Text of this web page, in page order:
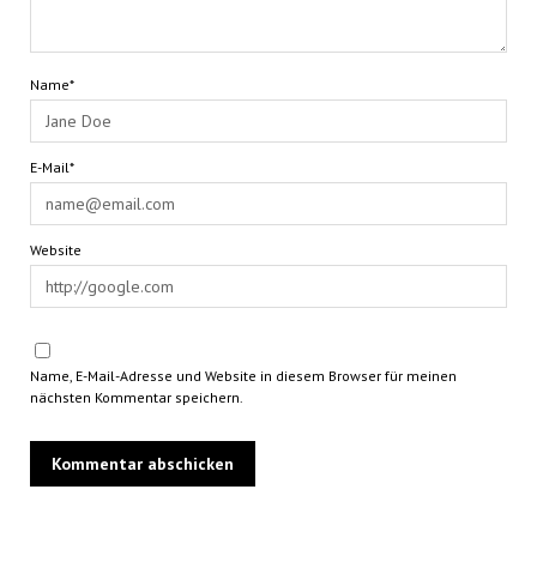
Name*
E-Mail*
Website
Name, E-Mail-Adresse und Website in diesem Browser für meinen
nächsten Kommentar speichern.